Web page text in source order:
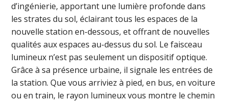
d’ingénierie, apportant une lumière profonde dans
les strates du sol, éclairant tous les espaces de la
nouvelle station en-dessous, et offrant de nouvelles
qualités aux espaces au-dessus du sol. Le faisceau
lumineux n’est pas seulement un dispositif optique.
Grâce à sa présence urbaine, il signale les entrées de
la station. Que vous arriviez à pied, en bus, en voiture
ou en train, le rayon lumineux vous montre le chemin